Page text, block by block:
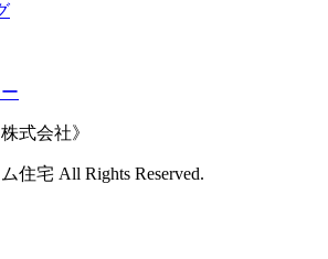
式会社》
住宅 All Rights Reserved.